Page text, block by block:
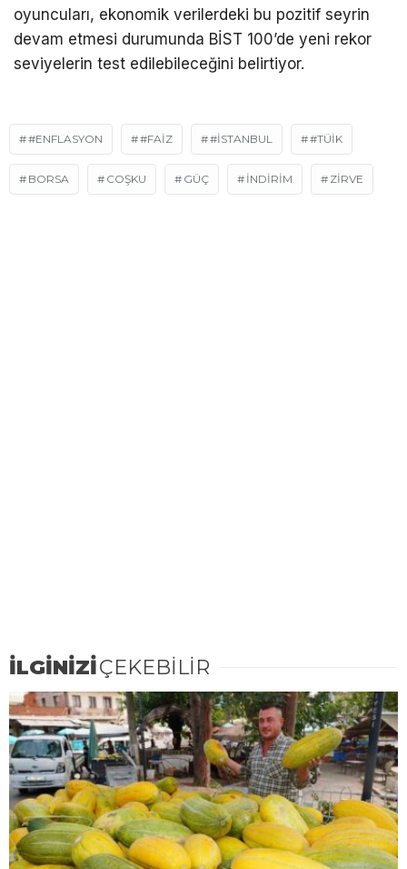
oyuncuları, ekonomik verilerdeki bu pozitif seyrin
devam etmesi durumunda BİST 100’de yeni rekor
seviyelerin test edilebileceğini belirtiyor.
#ENFLASYON #FAIZ #İSTANBUL #TÜIK
BORSA COŞKU GÜÇ INDIRIM ZIRVE
İLGİNİZİÇEKEBİLİR